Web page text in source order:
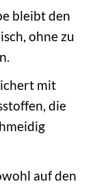
bleibt den
ohne zu
mit
die
auf den